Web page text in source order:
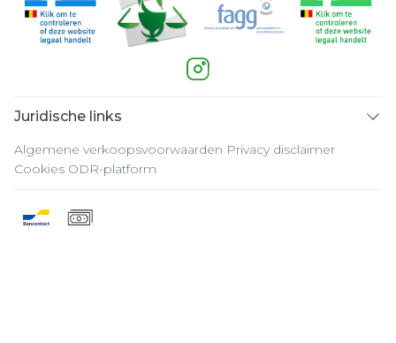
Juridische links
Algemene verkoopsvoorwaarden Privacy disclaimer
Cookies ODR-platform